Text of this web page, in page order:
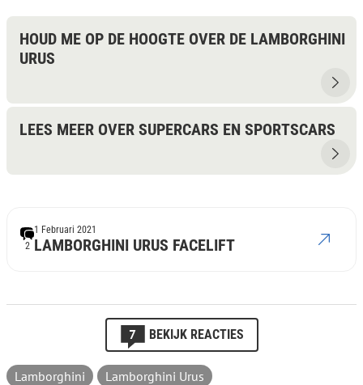
HOUD ME OP DE HOOGTE OVER DE LAMBORGHINI
URUS
LEES MEER OVER SUPERCARS EN SPORTSCARS
2 LAMBORGHINI URUS FACELIFT
1 Februari 2021
7 BEKIJK REACTIES
Lamborghini
Lamborghini Urus